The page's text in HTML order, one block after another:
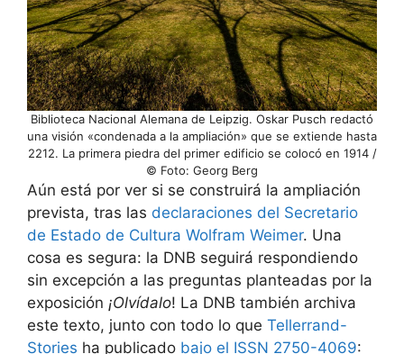
Biblioteca Nacional Alemana de Leipzig. Oskar Pusch redactó
una visión «condenada a la ampliación» que se extiende hasta
2212. La primera piedra del primer edificio se colocó en 1914 /
© Foto: Georg Berg
Aún está por ver si se construirá la ampliación
prevista, tras las declaraciones del Secretario
de Estado de Cultura Wolfram Weimer. Una
cosa es segura: la DNB seguirá respondiendo
sin excepción a las preguntas planteadas por la
exposición ¡Olvídalo! La DNB también archiva
este texto, junto con todo lo que Tellerrand-
Stories ha publicado bajo el ISSN 2750-4069: